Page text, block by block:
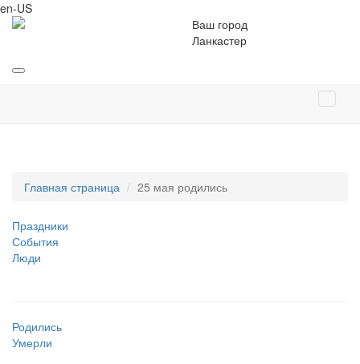
en-US
Ваш город
Ланкастер
Главная страница 25 мая родились
Праздники
События
Люди
Родились
Умерли